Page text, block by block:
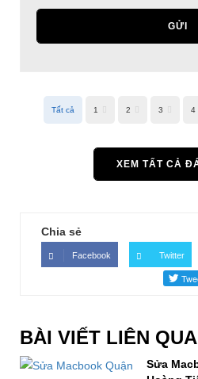
GỬI
Tất cả 1 2 3 4
XEM TẤT CẢ
Chia sẻ
Facebook Twitter
BÀI VIẾT LIÊN
Sửa